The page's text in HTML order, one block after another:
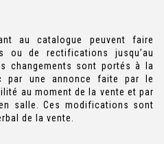
au catalogue peuvent faire
ou de rectifications jusqu’au
changements sont portés à la
par une annonce faite par le
au moment de la vente et par
salle. Ces modifications sont
de la vente.